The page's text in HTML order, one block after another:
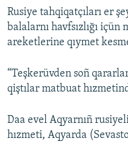
Rusiye tahqiqatçıları er
balalarnı havfsızlığı
areketlerine qıymet
“Teşkerüvden soñ
qiştılar matbuat
Daa evel Aqyarnıñ
hızmeti, Aqyarda